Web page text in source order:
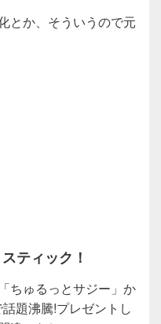
とか、そういうので元
ティック！
ちゅるっとサジー」か
題沸騰!プレゼントし